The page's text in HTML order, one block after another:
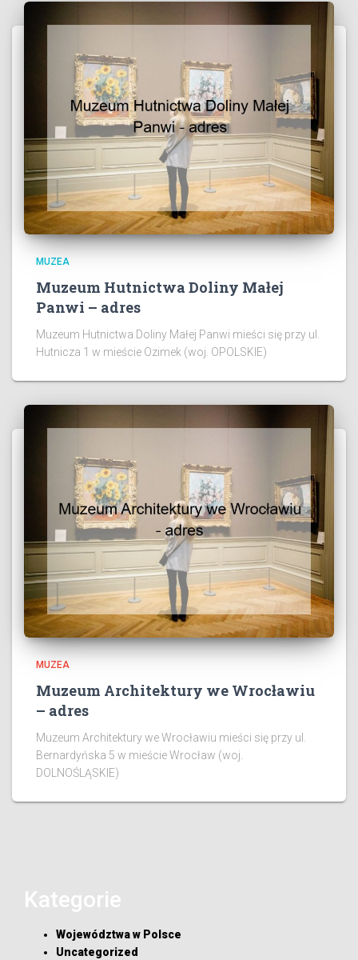
MUZEA
Muzeum Hutnictwa Doliny Małej
Panwi – adres
Muzeum Hutnictwa Doliny Małej Panwi mieści się przy ul.
Hutnicza 1 w mieście Ozimek (woj. OPOLSKIE)
MUZEA
Muzeum Architektury we Wrocławiu
– adres
Muzeum Architektury we Wrocławiu mieści się przy ul.
Bernardyńska 5 w mieście Wrocław (woj.
DOLNOŚLĄSKIE)
Kategorie
Województwa w Polsce
Uncategorized